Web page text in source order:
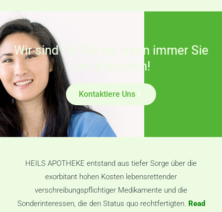
Wir sind für Sie da, wann immer Sie
uns brauchen!
Kontaktiere Uns
HEILS APOTHEKE entstand aus tiefer Sorge über die
exorbitant hohen Kosten lebensrettender
verschreibungspflichtiger Medikamente und die
Sonderinteressen, die den Status quo rechtfertigten. Read